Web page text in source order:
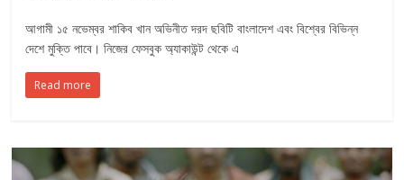
আগামী ১৫ নভেম্বর শাকিব খান অভিনীত দরদ ছবিটি বাংলাদেশ এবং বিশ্বের বিভিন্ন
দেশে মুক্তি পাবে। নিজের ফেসবুক অ্যাকাউন্ট থেকে এ
Read more